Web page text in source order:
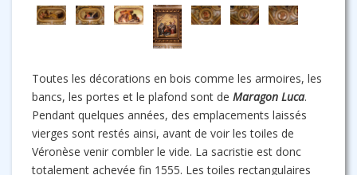
Toutes les décorations en bois comme les armoires, les
bancs, les portes et le plafond sont de Maragon Luca.
Pendant quelques années, des emplacements laissés
vierges sont restés ainsi, avant de voir les toiles de
Véronèse venir combler le vide. La sacristie est donc
totalement achevée fin 1555. Les toiles rectangulaires